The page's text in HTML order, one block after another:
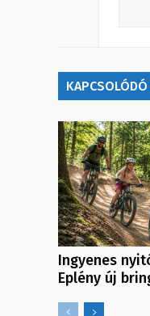
Ingyenes
Eplény új